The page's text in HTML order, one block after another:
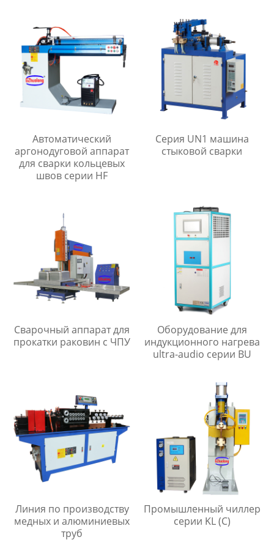
Автоматический
аргонодуговой аппарат
для сварки кольцевых
швов серии HF
Серия UN1 машина
стыковой сварки
Сварочный аппарат для
прокатки раковин с ЧПУ
Оборудование для
индукционного нагрева
ultra-audio серии BU
Линия по производству
медных и алюминиевых
труб
Промышленный чиллер
серии KL (C)